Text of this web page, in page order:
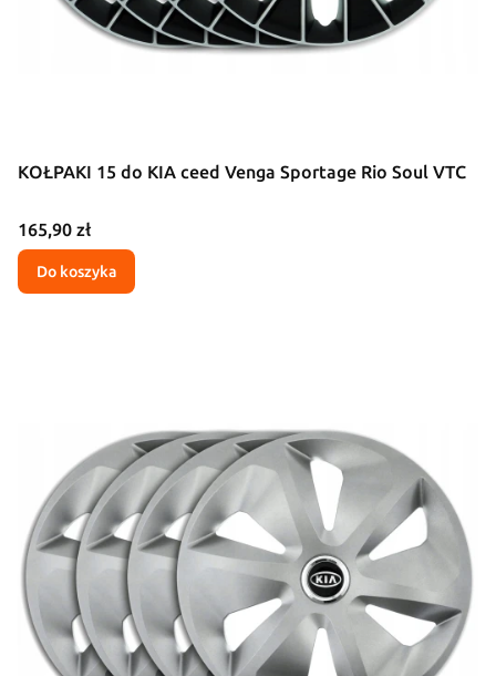
KOŁPAKI 15 do KIA ceed Venga Sportage Rio Soul VTC
Cena
165,90 zł
Do koszyka